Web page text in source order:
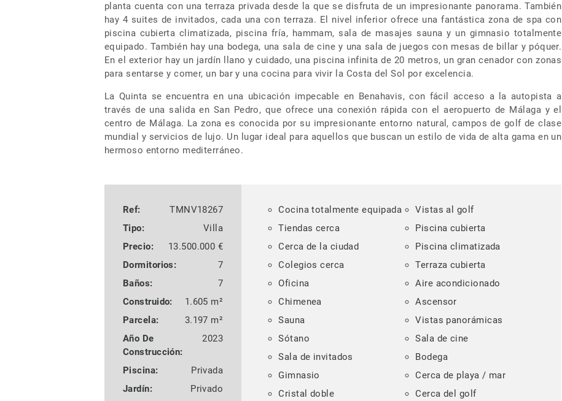
planta cuenta con una terraza privada desde la que se disfruta de un impresionante panorama. También
hay 4 suites de invitados, cada una con terraza. El nivel inferior ofrece una fantástica zona de spa con
piscina cubierta climatizada, piscina fría, hammam, sala de masajes sauna y un gimnasio totalmente
equipado. También hay una bodega, una sala de cine y una sala de juegos con mesas de billar y póquer.
En el exterior hay un jardín llano y cuidado, una piscina infinita de 20 metros, un gran cenador con zonas
para sentarse y comer, un bar y una cocina para vivir la Costa del Sol por excelencia.
La Quinta se encuentra en una ubicación impecable en Benahavis, con fácil acceso a la autopista a
través de una salida en San Pedro, que ofrece una conexión rápida con el aeropuerto de Málaga y el
centro de Málaga. La zona es conocida por su impresionante entorno natural, campos de golf de clase
mundial y servicios de lujo. Un lugar ideal para aquellos que buscan un estilo de vida de alta gama en un
hermoso entorno mediterráneo.
Ref:
TMNV18267
Tipo:
Villa
Precio:
13.500.000 €
Dormitorios:
7
Baños:
7
Construido:
1.605 m²
Parcela:
3.197 m²
Año De
Construcción:
2023
Piscina:
Privada
Jardín:
Privado
Cocina totalmente equipada
Tiendas cerca
Cerca de la ciudad
Colegios cerca
Oficina
Chimenea
Sauna
Sótano
Sala de invitados
Gimnasio
Cristal doble
Vistas al golf
Piscina cubierta
Piscina climatizada
Terraza cubierta
Aire acondicionado
Ascensor
Vistas panorámicas
Sala de cine
Bodega
Cerca de playa / mar
Cerca del golf